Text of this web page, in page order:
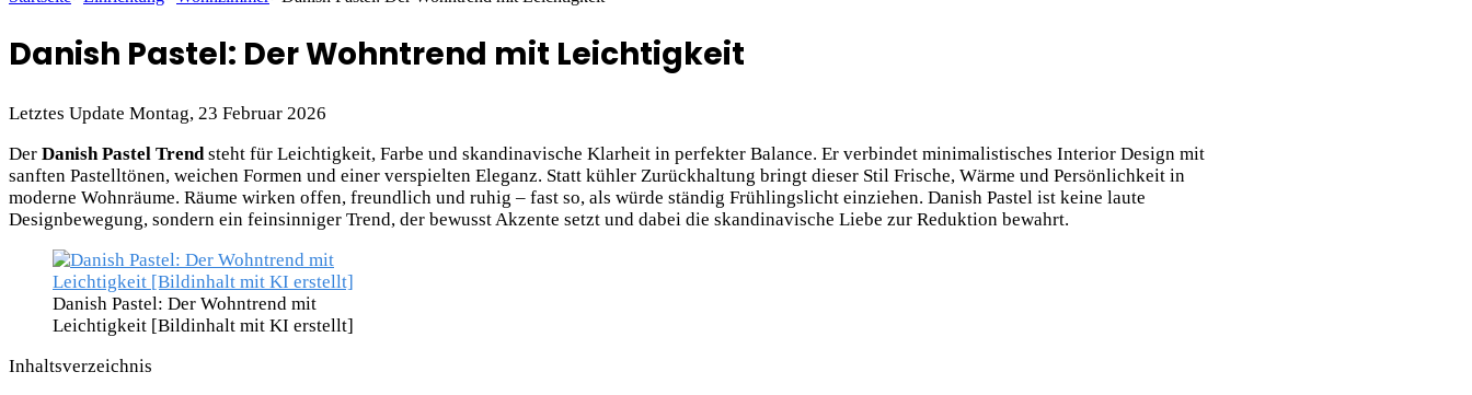
Danish Pastel: Der Wohntrend mit Leichtigkeit
Letztes Update Montag, 23 Februar 2026
Der Danish Pastel Trendsteht für Leichtigkeit, Farbe und skandinavische Klarheit in perfekter Balance. Er verbindet minimalistisches Interior Design mit
sanften Pastelltönen, weichen Formen und einer verspielten Eleganz. Statt kühler Zurückhaltung bringt dieser Stil Frische, Wärme und Persönlichkeit in
moderne Wohnräume. Räume wirken offen, freundlich und ruhig – fast so, als würde ständig Frühlingslicht einziehen. Danish Pastel ist keine laute
Designbewegung, sondern ein feinsinniger Trend, der bewusst Akzente setzt und dabei die skandinavische Liebe zur Reduktion bewahrt.
Danish Pastel: Der Wohntrend mit
Leichtigkeit [Bildinhalt mit KI erstellt]
Inhaltsverzeichnis